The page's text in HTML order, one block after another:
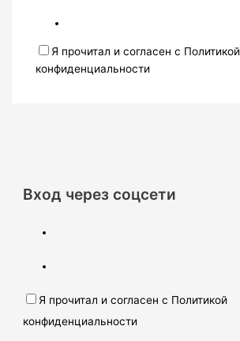
Я прочитал и согласен с Политикой
конфиденциальности
Вход через соцсети
Я прочитал и согласен с Политикой
конфиденциальности